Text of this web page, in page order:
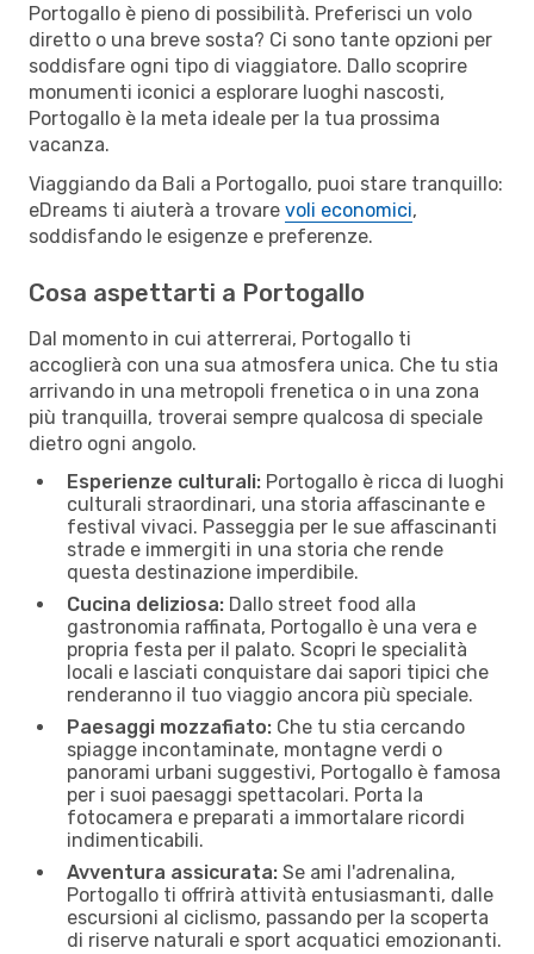
Portogallo è pieno di possibilità. Preferisci un volo
diretto o una breve sosta? Ci sono tante opzioni per
soddisfare ogni tipo di viaggiatore. Dallo scoprire
monumenti iconici a esplorare luoghi nascosti,
Portogallo è la meta ideale per la tua prossima
vacanza.
Viaggiando da Bali a Portogallo, puoi stare tranquillo:
eDreams ti aiuterà a trovare voli economici,
soddisfando le esigenze e preferenze.
Cosa aspettarti a Portogallo
Dal momento in cui atterrerai, Portogallo ti
accoglierà con una sua atmosfera unica. Che tu stia
arrivando in una metropoli frenetica o in una zona
più tranquilla, troverai sempre qualcosa di speciale
dietro ogni angolo.
Esperienze culturali: Portogallo è ricca di luoghi
culturali straordinari, una storia affascinante e
festival vivaci. Passeggia per le sue affascinanti
strade e immergiti in una storia che rende
questa destinazione imperdibile.
Cucina deliziosa: Dallo street food alla
gastronomia raffinata, Portogallo è una vera e
propria festa per il palato. Scopri le specialità
locali e lasciati conquistare dai sapori tipici che
renderanno il tuo viaggio ancora più speciale.
Paesaggi mozzafiato: Che tu stia cercando
spiagge incontaminate, montagne verdi o
panorami urbani suggestivi, Portogallo è famosa
per i suoi paesaggi spettacolari. Porta la
fotocamera e preparati a immortalare ricordi
indimenticabili.
Avventura assicurata: Se ami l'adrenalina,
Portogallo ti offrirà attività entusiasmanti, dalle
escursioni al ciclismo, passando per la scoperta
di riserve naturali e sport acquatici emozionanti.